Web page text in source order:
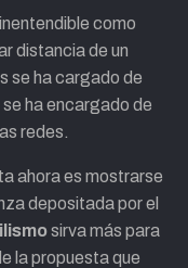
como
distancia de un
se ha cargado de
ha encargado de
redes.
ahora es mostrarse
depositada por el
sirva más para
la propuesta que